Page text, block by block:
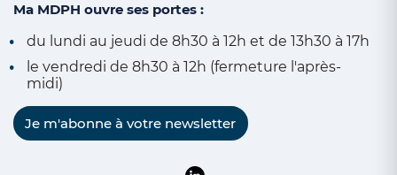
Ma MDPH ouvre ses portes :
du lundi au jeudi de 8h30 à 12h et de 13h30 à 17h
le vendredi de 8h30 à 12h (fermeture l'après-
midi)
Je m'abonne à votre newsletter
Suivre la MDPH du Pas-de-